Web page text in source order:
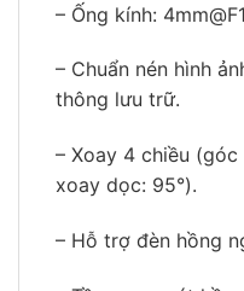
– Ống kính:
– Chuẩn nén hình
thông lưu trữ.
– Xoay 4 chiều
xoay dọc: 95°).
– Hỗ trợ đèn hồng